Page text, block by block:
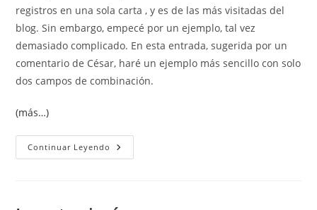
registros en una sola carta , y es de las más visitadas del
blog. Sin embargo, empecé por un ejemplo, tal vez
demasiado complicado. En esta entrada, sugerida por un
comentario de César, haré un ejemplo más sencillo con solo
dos campos de combinación.
(más…)
Continuar Leyendo Combinar
Varios
Carta